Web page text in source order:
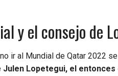
y el consejo de
ir al Mundial de Qatar 2022
Julen Lopetegui, el